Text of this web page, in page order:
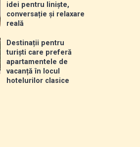
idei pentru liniște,
conversație și relaxare
reală
Destinații pentru
turiști care preferă
apartamentele de
vacanță în locul
hotelurilor clasice